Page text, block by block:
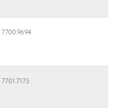
7700.9694
7701.7175